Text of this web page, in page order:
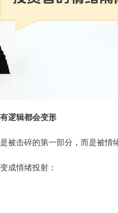
逻辑都会变形
击碎的第一部分，而是被情
成情绪投射：